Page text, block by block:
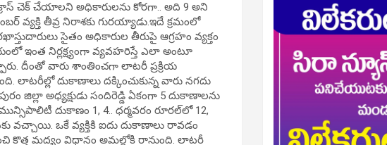
క్రాస్ చెక్ చేయాలని అధికారులను కోరగా.. అది 9 అని
వ్యక్తి తీవ్ర నిరాశకు గురయ్యాడు.ఇదే క్రమంలో
సైతం అధికారుల తీరుపై ఆగ్రహం వ్యక్తం
ఇంత నిర్లక్ష్యంగా వ్యవహరిస్తే ఎలా అంటూ
దీంతో వారు శాంతించగా లాటరీ ప్రక్రియ
లాటరీల్లో దుకాణాలు దక్కించుకున్న వారు నగదు
జిల్లా అధ్యక్షుడు సందిరెడ్డి ఏకంగా 5 దుకాణాలను
దుకాణం 1, 4.. ధర్మవరం రూరల్‌లో 12,
వచ్చాయి. ఒకే వ్యక్తికి ఐదు దుకాణాలు రావడం
కొత్త మద్యం విధానం అమల్లోకి రానుంది. లాటరీ